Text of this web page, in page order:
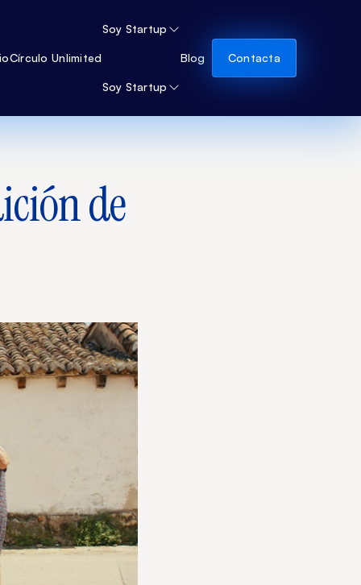
Círculo Unlimited
Soy Startup
Soy Startup
Blog Contacta
de